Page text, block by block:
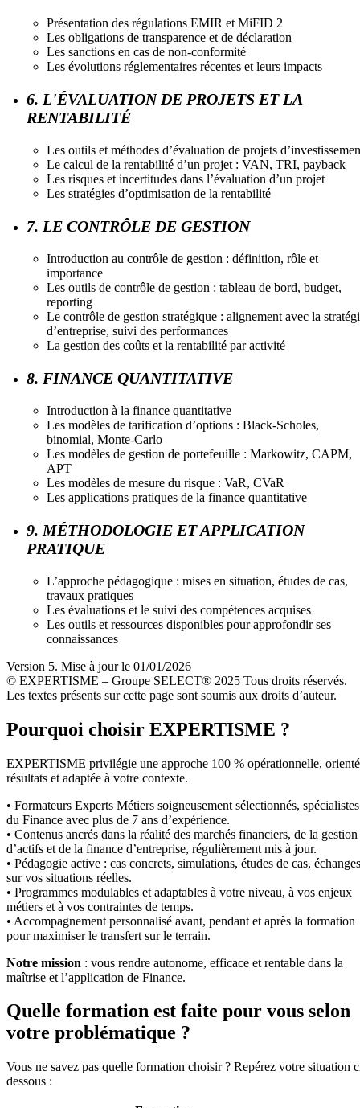
Présentation des régulations EMIR et MiFID 2
Les obligations de transparence et de déclaration
Les sanctions en cas de non-conformité
Les évolutions réglementaires récentes et leurs impacts
6. L'ÉVALUATION DE PROJETS ET LA
RENTABILITÉ
Les outils et méthodes d’évaluation de projets
Le calcul de la rentabilité d’un projet : VAN, TRI, payback
Les risques et incertitudes dans l’évaluation d’un projet
Les stratégies d’optimisation de la rentabilité
7. LE CONTRÔLE DE GESTION
Introduction au contrôle de gestion : définition, rôle et
importance
Les outils de contrôle de gestion : tableau de bord, budget,
reporting
Le contrôle de gestion stratégique : alignement avec la
d’entreprise, suivi des performances
La gestion des coûts et la rentabilité par activité
8. FINANCE QUANTITATIVE
Introduction à la finance quantitative
Les modèles de tarification d’options : Black-Scholes,
binomial, Monte-Carlo
Les modèles de gestion de portefeuille : Markowitz, CAPM,
APT
Les modèles de mesure du risque : VaR, CVaR
Les applications pratiques de la finance quantitative
9. MÉTHODOLOGIE ET APPLICATION
PRATIQUE
L’approche pédagogique : mises en situation, études de cas,
travaux pratiques
Les évaluations et le suivi des compétences acquises
Les outils et ressources disponibles pour approfondir ses
connaissances
Version 5. Mise à jour le 01/01/2026
© EXPERTISME – Groupe SELECT® 2025 Tous droits réservés.
Les textes présents sur cette page sont soumis aux droits d’auteur.
Pourquoi choisir EXPERTISME ?
EXPERTISME privilégie une approche 100 % opérationnelle,
résultats et adaptée à votre contexte.
• Formateurs Experts Métiers soigneusement sélectionnés, spécialistes
du Finance avec plus de 7 ans d’expérience.
• Contenus ancrés dans la réalité des marchés financiers, de la gestion
d’actifs et de la finance d’entreprise, régulièrement mis à jour.
• Pédagogie active : cas concrets, simulations, études de cas, échanges
sur vos situations réelles.
• Programmes modulables et adaptables à votre niveau, à vos enjeux
métiers et à vos contraintes de temps.
• Accompagnement personnalisé avant, pendant et après la formation
pour maximiser le transfert sur le terrain.
Notre mission : vous rendre autonome, efficace et rentable dans la
maîtrise et l’application de Finance.
Quelle formation est faite pour vous selon
votre problématique ?
Vous ne savez pas quelle formation choisir ? Repérez votre situation
dessous :